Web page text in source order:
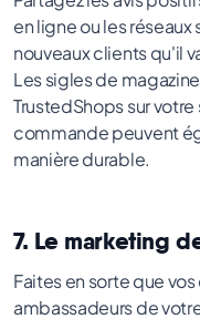
en ligne ou les
nouveaux clients qu'il
Les sigles de
TrustedShops sur
commande peuvent
manière durable.
7. Le marketing
Faites en sorte que
ambassadeurs de